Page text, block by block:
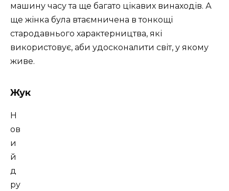
машину часу та ще багато цікавих винаходів. А
ще жінка була втаємничена в тонкощі
стародавнього характерництва, які
використовує, аби удосконалити світ, у якому
живе.
Жук
Н
ов
и
й
д
ру